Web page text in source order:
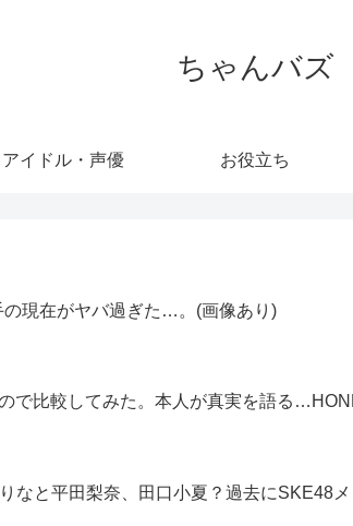
ちゃんバズ
アイドル・声優 お役立ち
現在がヤバ過ぎた…。(画像あり)
で比較してみた。本人が真実を語る
なと平田梨奈、田口小夏？過去にSKE48